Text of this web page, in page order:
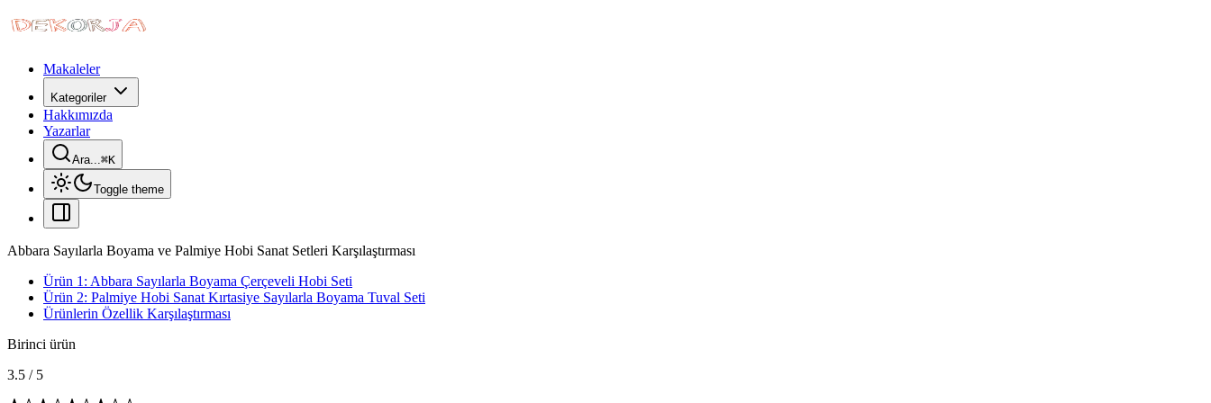
Makaleler
Kategoriler
Hakkımızda
Yazarlar
Ara...⌘K
Toggle theme
Abbara Sayılarla Boyama ve Palmiye Hobi Sanat Setleri Karşılaştırması
Ürün 1: Abbara Sayılarla Boyama Çerçeveli Hobi Seti
Ürün 2: Palmiye Hobi Sanat Kırtasiye Sayılarla Boyama Tuval Seti
Ürünlerin Özellik Karşılaştırması
Birinci ürün
3.5 / 5